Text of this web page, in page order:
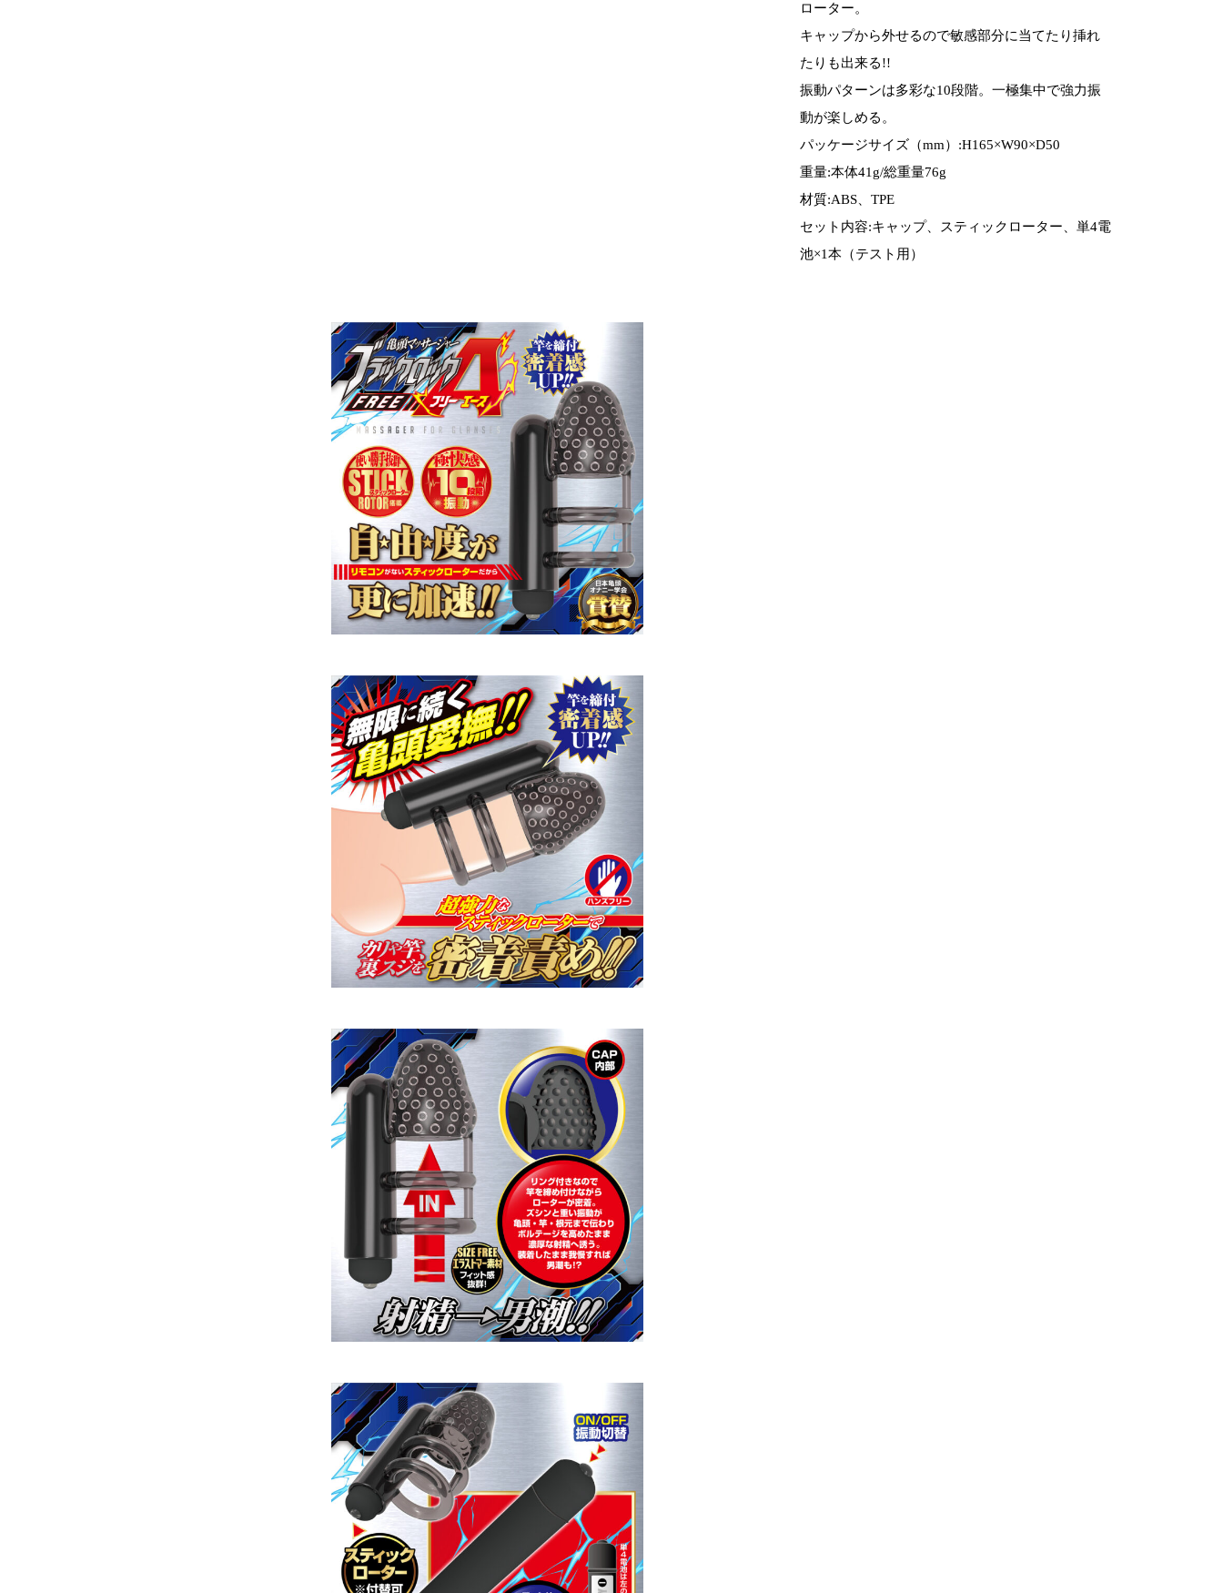
ローター。
キャップから外せるので敏感部分に当てたり挿れ
たりも出来る!!
振動パターンは多彩な10段階。一極集中で強力振
動が楽しめる。
パッケージサイズ（mm）:H165×W90×D50
重量:本体41g/総重量76g
材質:ABS、TPE
セット内容:キャップ、スティックローター、単4電
池×1本（テスト用）